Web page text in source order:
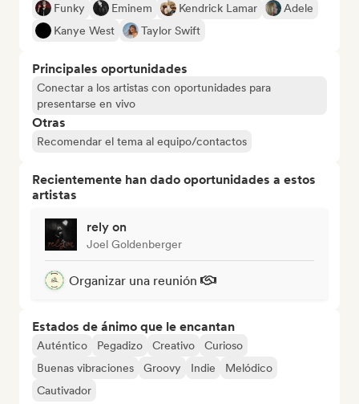
Funky
Eminem Kendrick Lamar
Adele
Kanye West
Taylor Swift
Principales oportunidades
Conectar a los artistas con oportunidades para
presentarse en vivo
Otras
Recomendar el tema al equipo/contactos
Recientemente han dado oportunidades a estos
artistas
rely on
Joel Goldenberger
Organizar una reunión
Estados de ánimo que le encantan
Auténtico Pegadizo Creativo
Curioso
Buenas vibraciones
Groovy Indie
Melódico
Cautivador